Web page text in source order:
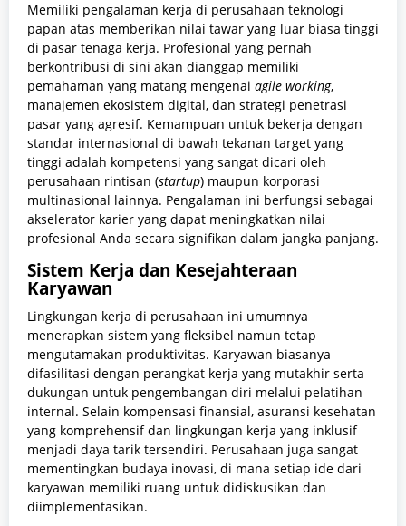
Memiliki pengalaman kerja di perusahaan teknologi
papan atas memberikan nilai tawar yang luar biasa tinggi
di pasar tenaga kerja. Profesional yang pernah
berkontribusi di sini akan dianggap memiliki
pemahaman yang matang mengenai agile working,
manajemen ekosistem digital, dan strategi penetrasi
pasar yang agresif. Kemampuan untuk bekerja dengan
standar internasional di bawah tekanan target yang
tinggi adalah kompetensi yang sangat dicari oleh
perusahaan rintisan (startup) maupun korporasi
multinasional lainnya. Pengalaman ini berfungsi sebagai
akselerator karier yang dapat meningkatkan nilai
profesional Anda secara signifikan dalam jangka panjang.
Sistem Kerja dan Kesejahteraan
Karyawan
Lingkungan kerja di perusahaan ini umumnya
menerapkan sistem yang fleksibel namun tetap
mengutamakan produktivitas. Karyawan biasanya
difasilitasi dengan perangkat kerja yang mutakhir serta
dukungan untuk pengembangan diri melalui pelatihan
internal. Selain kompensasi finansial, asuransi kesehatan
yang komprehensif dan lingkungan kerja yang inklusif
menjadi daya tarik tersendiri. Perusahaan juga sangat
mementingkan budaya inovasi, di mana setiap ide dari
karyawan memiliki ruang untuk didiskusikan dan
diimplementasikan.